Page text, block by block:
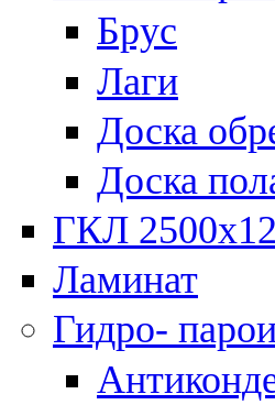
Брус
Лаги
Доска
Доска
ГКЛ
Ламинат
Гидро-